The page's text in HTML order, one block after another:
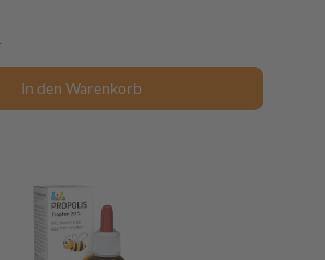
In den Warenkorb